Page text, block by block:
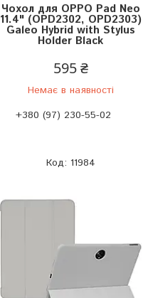
Чохол для OPPO Pad Neo
11.4" (OPD2302, OPD2303)
Galeo Hybrid with Stylus
Holder Black
595 ₴
Немає в наявності
+380 (97) 230-55-02
11984